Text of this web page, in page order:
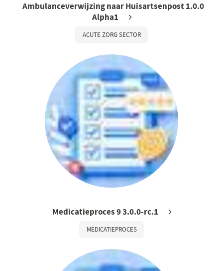
Ambulanceverwijzing naar Huisartsenpost 1.0.0
Alpha1
ACUTE ZORG SECTOR
Medicatieproces 9 3.0.0-rc.1
MEDICATIEPROCES